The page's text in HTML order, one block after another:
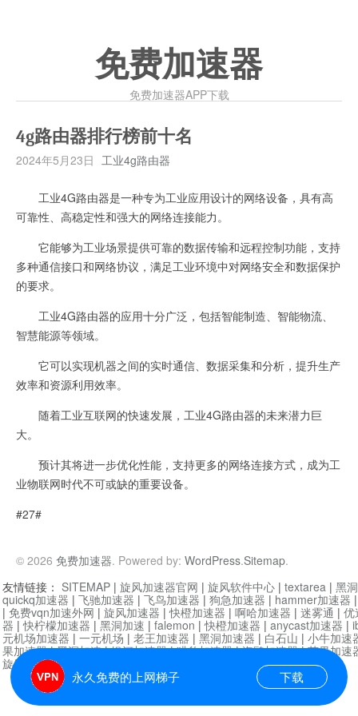
免费加速器
免费加速器APP下载
4g路由器排行榜前十名
2024年5月23日 工业4g路由器
工业4G路由器是一种专为工业应用设计的网络设备，具有高
可靠性、高稳定性和强大的网络连接能力。
它能够为工业场景提供可靠的数据传输和远程控制功能，支持
多种通信接口和网络协议，满足工业环境中对网络安全和数据保护
的要求。
工业4G路由器的应用十分广泛，包括智能制造、智能物流、
智慧能源等领域。
它可以实现机器之间的实时通信、数据采集和分析，提升生产
效率和资源利用效率。
随着工业互联网的快速发展，工业4G路由器的未来潜力巨
大。
预计其将进一步优化性能，支持更多的网络连接方式，成为工
业物联网时代不可或缺的重要设备。
#27#
© 2026 免费加速器. Powered by: WordPress.Sitemap.
永久免费的上网梯子 下载
友情链接： SITEMAP | 旋风加速器官网 | 旋风软件中心 | textarea | 黑
quickq加速器 | 飞驰加速器 | 飞鸟加速器 | 狗急加速器 | hammer加速器
| 免费vqn加速外网 | 旋风加速器 |快橙加速器 | 啊哈加速器 | 迷雾通 | 优
器 |快柠檬加速器 | 黑洞加速 | falemon |快橙加速器 | anycast加速器 |
元机场加速器 | 一元机场 | 老王加速器 | 黑洞加速器 | 白石山 | 小牛加速
果加速器|黑洞加速|银河加速器|猎豹加速器|海鸥加速器|芒果加速
旋风加速器度器